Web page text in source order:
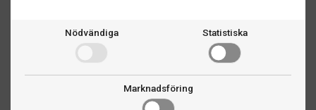
Nödvändiga Statistiska
Marknadsföring